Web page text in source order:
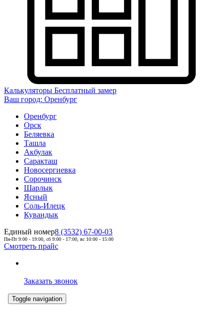
Калькуляторы Бесплатный замер
Ваш город: Оренбург
Оренбург
Орск
Беляевка
Ташла
Акбулак
Саракташ
Новосергиевка
Сорочинск
Шарлык
Ясный
Соль-Илецк
Кувандык
Единый номер8 (3532) 67-00-03
Пн-Пт 9:00 - 19:00, сб 9:00 - 17:00, вс 10:00 - 15:00
Смотреть прайс
Заказать звонок
Toggle navigation